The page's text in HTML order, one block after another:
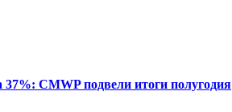
CMWP подвели итоги полугодия